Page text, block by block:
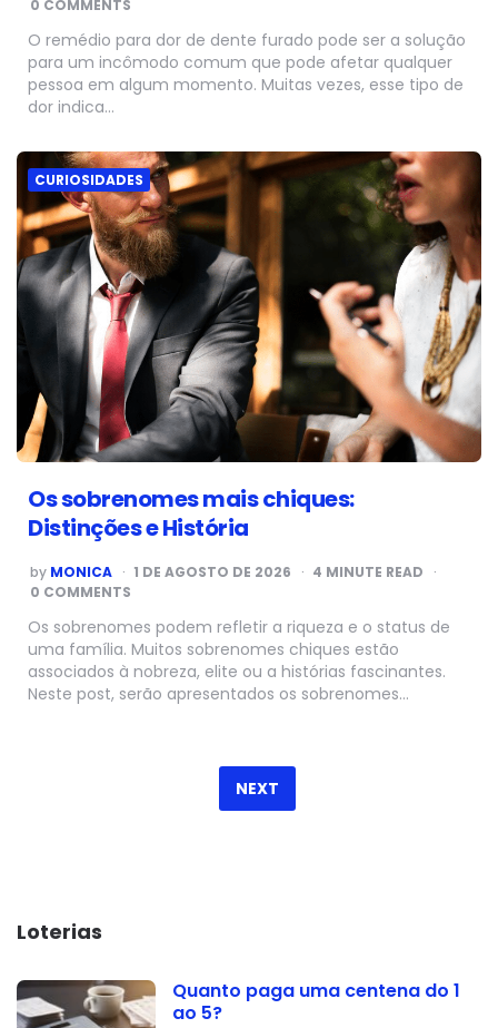
0 COMMENTS
O remédio para dor de dente furado pode ser a solução
para um incômodo comum que pode afetar qualquer
pessoa em algum momento. Muitas vezes, esse tipo de
dor indica…
CURIOSIDADES
Os sobrenomes mais chiques:
Distinções e História
POSTED
BY
by MONICA 1 DE AGOSTO DE 2026 4 MINUTE READ
0 COMMENTS
Os sobrenomes podem refletir a riqueza e o status de
uma família. Muitos sobrenomes chiques estão
associados à nobreza, elite ou a histórias fascinantes.
Neste post, serão apresentados os sobrenomes…
NEXT
Loterias
Quanto paga uma centena do 1
ao 5?